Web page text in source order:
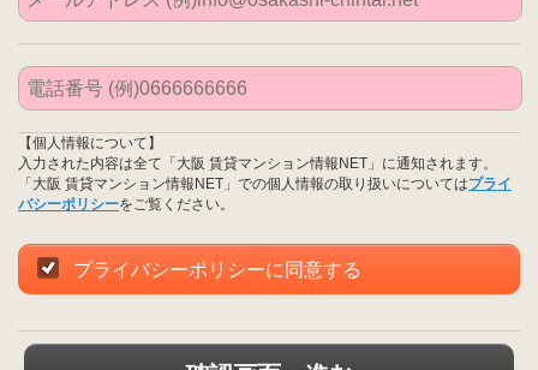
【個人情報について】
入力された内容は全て「大阪 賃貸マンション情報NET」に通知されます。
「大阪 賃貸マンション情報NET」での個人情報の取り扱いについてはプライ
バシーポリシーをご覧ください。
プライバシーポリシーに同意する